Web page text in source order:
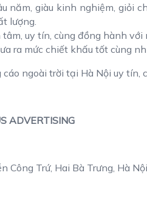
năm, giàu kinh nghiệm, giỏi
lượng.
uy tín, cùng đồng hành với
ra mức chiết khấu tốt cùng
ngoài trời tại Hà Nội uy
ADVERTISING
Công Trứ, Hai Bà Trưng, Hà Nội